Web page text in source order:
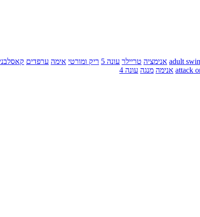
adult אנימציה טריילר עונה 5 ריק ומורטי אימה ערפדים
attack אנימה מנגה עונה 4